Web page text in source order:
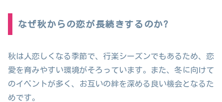
なぜ秋からの恋が長続きするのか?
秋は人恋しくなる季節で、行楽シーズンでもあるため、恋
愛を育みやすい環境がそろっています。また、冬に向けて
のイベントが多く、お互いの絆を深める良い機会となるた
めです。